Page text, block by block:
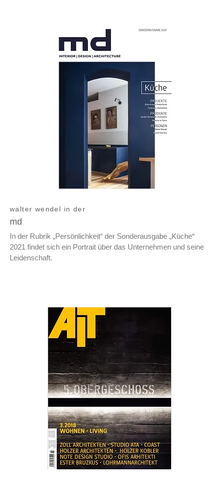
walter wendel in der
md
In der Rubrik „Persönlichkeit“ der Sonderausgabe „Küche“
2021 findet sich ein Portrait über das Unternehmen und seine
Leidenschaft.